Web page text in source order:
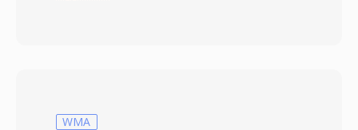
variante proprietaria del companding
WMA